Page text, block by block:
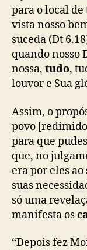
para o local de
vista nosso
suceda (Dt
quando nosso
nossa, tudo,
louvor e Sua
Assim, o
povo
para que
que, no
era por eles
suas
só uma
manifesta os
“Depois fez